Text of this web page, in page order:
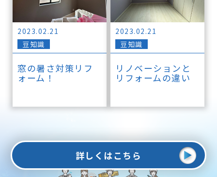
2023.02.21
豆知識
窓の暑さ対策リフ
ォーム！
2023.02.21
豆知識
リノベーションと
リフォームの違い
詳しくはこちら